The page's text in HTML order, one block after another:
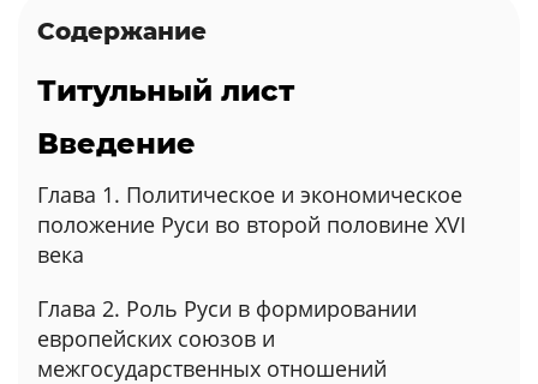
Содержание
Титульный лист
Введение
Глава 1. Политическое и экономическое
положение Руси во второй половине XVI
века
Глава 2. Роль Руси в формировании
европейских союзов и
межгосударственных отношений